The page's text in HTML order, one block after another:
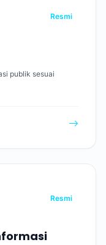
Resmi
publik sesuai
Resmi